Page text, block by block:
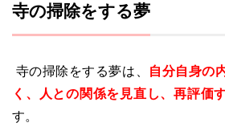
寺の掃除をする夢
寺の掃除をする夢は、
自分自身の
く、人との関係を見直し、再評価
す。